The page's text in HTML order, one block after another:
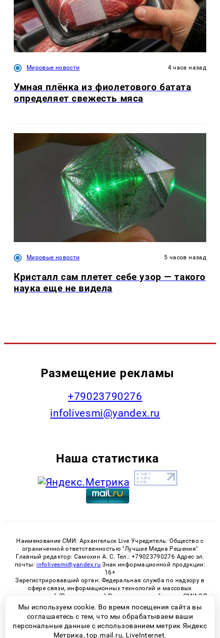
Мировые новости 4 часа назад
Умная плёнка из фиолетового батата
определяет свежесть мяса
Мировые новости 5 часов назад
Кристалл сам плетет себе узор — такого
наука еще не видела
Размещение рекламы
+79023790276
infolivesmi@yandex.ru
Наша статистика
Наименование СМИ: Архангельск Live Учредитель: Общество с
ограниченной ответственностью "Лучшие Медиа Решения"
Главный редактор: Самохин А. С. Тел.: +79023790276 Адрес эл.
почты: infolivesmi@yandex.ru Знак информационной продукции:
16+
Зарегистрировавший орган: Федеральная служба по надзору в
сфере связи, информационных технологий и массовых
коммуникаций (Роскомнадзор) Регистрационный номер СМИ ЭЛ
№ ФС 77 - 82533 от 21.01.2022
Мы используем cookie. Во время посещения сайта вы
соглашаетесь с тем, что мы обрабатываем ваши
персональные данные с использованием метрик Яндекс
Метрика, top.mail.ru, LiveInternet.